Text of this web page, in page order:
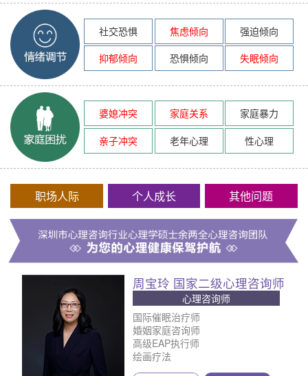
社交恐惧 焦虑倾向
强迫倾向
抑郁倾向
恐惧倾向 失眠倾向
婆媳冲突 家庭关系
家庭暴力
亲子冲突
老年心理 性心理
职场人际 个人成长 其他问题
周宝玲 国家二级心理咨询师
心理咨询师
国际催眠治疗师
婚姻家庭咨询师
高级EAP执行师
绘画疗法